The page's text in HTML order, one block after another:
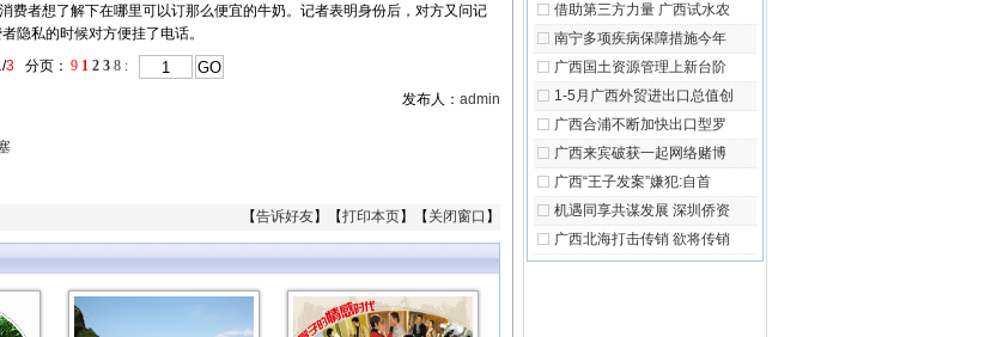
费者想了解下在哪里可以订那么便宜的牛奶。记者表明身份后，对方又问记
隐私的时候对方便挂了电话。
/3 分页： 9 1 2 3 8 :
发布人： admin
【告诉好友】【打印本页】【 关闭窗口 】
借助第三方力量 广西试水农
南宁多项疾病保障措施今年
广西国土资源管理上新台阶
1-5月广西外贸进出口总值创
广西合浦不断加快出口型罗
广西来宾破获一起网络赌博
广西“王子发案”嫌犯:自首
机遇同享共谋发展 深圳侨资
广西北海打击传销 欲将传销